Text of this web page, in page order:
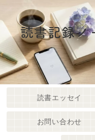
読書記録ノ
読書エッセイ
お問い合わせ